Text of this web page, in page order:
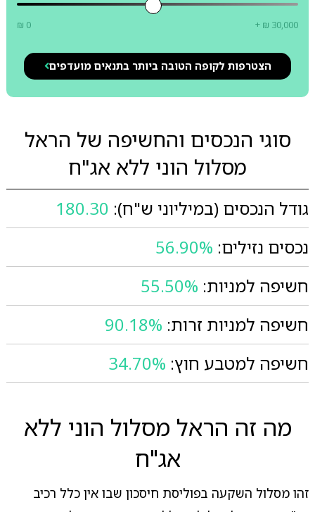
₪ 0 + ₪ 30,000
הצטרפות לקופה הטובה ביותר בתנאים מועדפים
סוגי הנכסים והחשיפה של הראל
מסלול הוני ללא אג"ח
גודל הנכסים (במיליוני ש"ח): 180.30
נכסים נזילים: 56.90%
חשיפה למניות: 55.50%
חשיפה למניות זרות: 90.18%
חשיפה למטבע חוץ: 34.70%
מה זה הראל מסלול הוני ללא
אג"ח
זהו מסלול השקעה בפוליסת חיסכון שבו אין כלל רכיב